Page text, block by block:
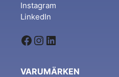
Instagram
LinkedIn
Facebook
Instagram
LinkedIn
VARUMÄRKEN